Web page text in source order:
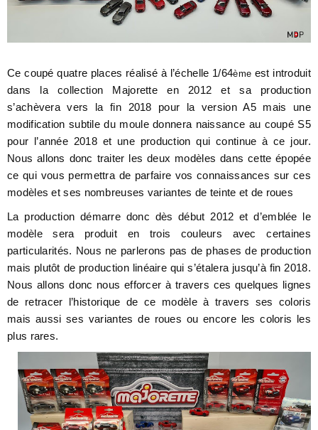
Ce coupé quatre places réalisé à l’échelle 1/64ème est introduit
dans la collection Majorette en 2012 et sa production
s’achèvera vers la fin 2018 pour la version A5 mais une
modification subtile du moule donnera naissance au coupé S5
pour l’année 2018 et une production qui continue à ce jour.
Nous allons donc traiter les deux modèles dans cette épopée
ce qui vous permettra de parfaire vos connaissances sur ces
modèles et ses nombreuses variantes de teinte et de roues
La production démarre donc dès début 2012 et d’emblée le
modèle sera produit en trois couleurs avec certaines
particularités. Nous ne parlerons pas de phases de production
mais plutôt de production linéaire qui s’étalera jusqu’à fin 2018.
Nous allons donc nous efforcer à travers ces quelques lignes
de retracer l’historique de ce modèle à travers ses coloris
mais aussi ses variantes de roues ou encore les coloris les
plus rares.